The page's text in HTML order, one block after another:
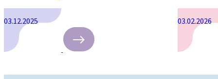
03.12.2025 03.02.2026